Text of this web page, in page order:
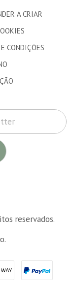
A CRIAR
CONDIÇÕES
reservados.